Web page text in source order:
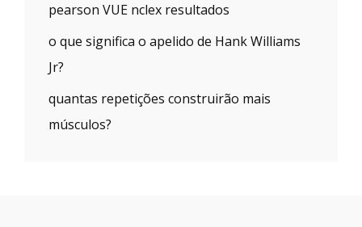
pearson VUE nclex resultados
o que significa o apelido de Hank Williams
Jr?
quantas repetições construirão mais
músculos?